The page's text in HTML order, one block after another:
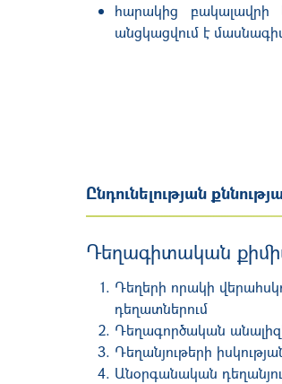
հարակից բակալավրի
անցկացվում է
Ընդունելության
Դեղագիտական
Դեղերի որակի
դեղատներում
Դեղագործական
Դեղանյութերի
Անօրգանական